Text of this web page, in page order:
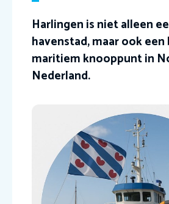
Harlingen is niet alleen
havenstad, maar ook
maritiem knooppunt in
Nederland.